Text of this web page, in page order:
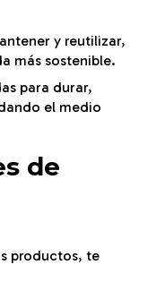
y reutilizar,
más sostenible.
para durar,
el medio
de
productos, te